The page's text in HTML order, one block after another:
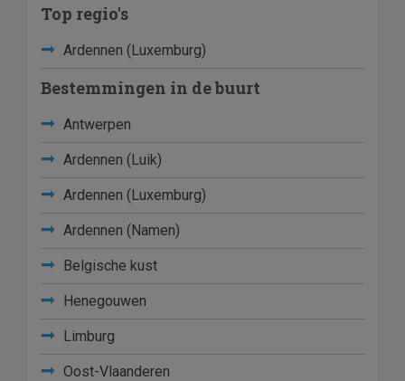
Top regio's
Ardennen (Luxemburg)
Bestemmingen in de buurt
Antwerpen
Ardennen (Luik)
Ardennen (Luxemburg)
Ardennen (Namen)
Belgische kust
Henegouwen
Limburg
Oost-Vlaanderen